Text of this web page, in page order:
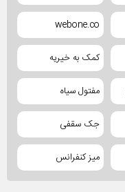
webone.co
کمک به خیریه
مفتول سیاه
جک سقفی
میز کنفرانس